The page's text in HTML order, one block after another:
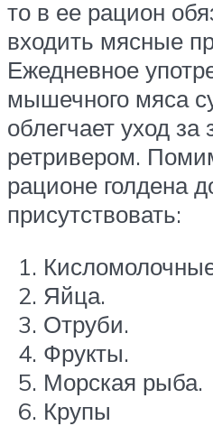
то в ее рацион
входить мясные
Ежедневное
мышечного мяса
облегчает уход за
ретривером.
рационе голдена
присутствовать:
Яйца.
Отруби.
Фрукты.
Морская рыба.
Крупы